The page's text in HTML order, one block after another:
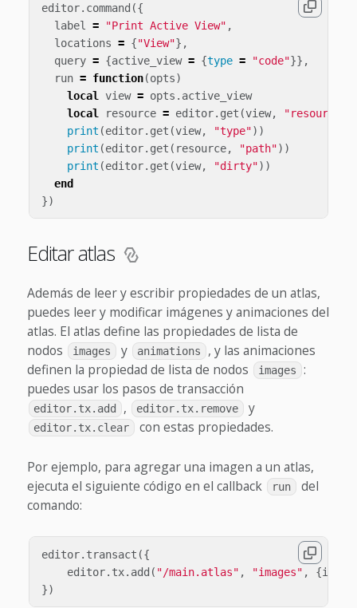
editor. command ({
label
= "Print Active View" ,
locations = {"View"},
query = {active_view = {type = "code"}},
run = function(opts)
local
view = opts . active_view
local
resource = editor. get (view, "resource"
print (editor. get (view, "type"))
print (editor. get ( resource, "path"))
print (editor. get (view, "dirty"))
end
})
Editar atlas
Además de leer y escribir propiedades de un atlas,
puedes leer y modificar imágenes y animaciones del
atlas. El atlas define las propiedades de lista de
nodos
images y animations
, y las animaciones
definen la propiedad de lista de nodos
images
:
puedes usar los pasos de transacción
editor.tx.add , editor.tx.remove y
editor.tx.clear con estas propiedades.
Por ejemplo, para agregar una imagen a un atlas,
ejecuta el siguiente código en el callback
run
del
comando:
editor. transact ({
editor. tx. add ( "/main.atlas" , "images" , {image
})